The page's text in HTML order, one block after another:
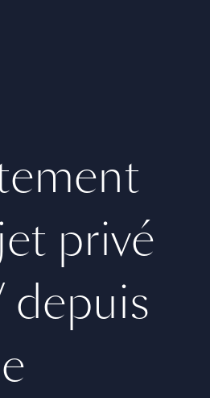
privé
depuis